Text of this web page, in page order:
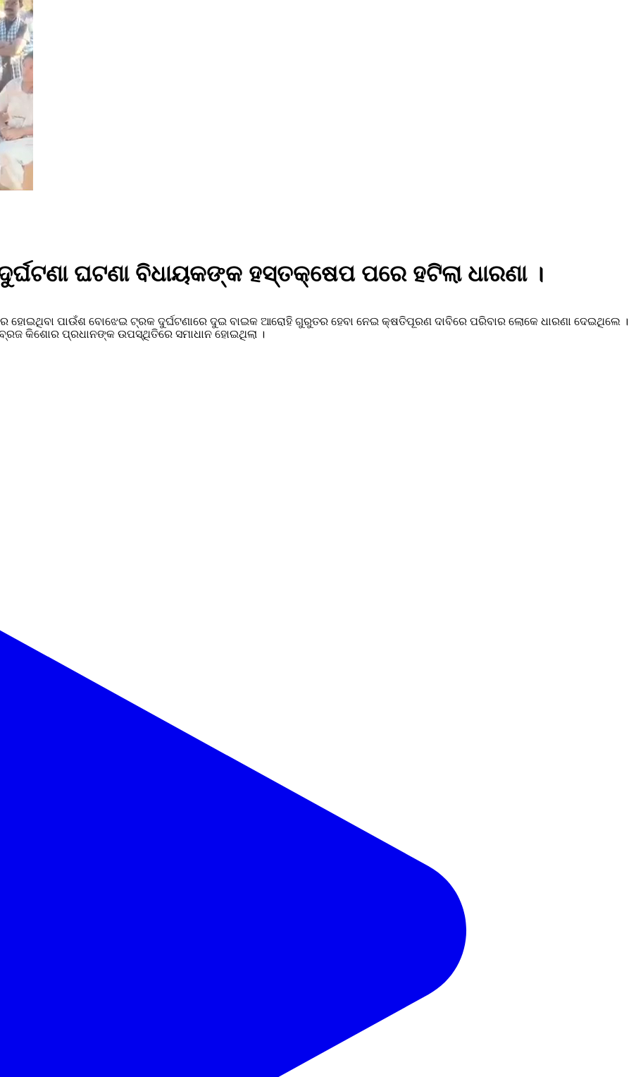
ଘଟଣା ବିଧାୟକଙ୍କ ହସ୍ତକ୍ଷେପ ପରେ ହଟିଲା ଧାରଣା ।
ହୋଇଥିବା ପାଉଁଶ ବୋଝେଇ ଟ୍ରକ ଦୁର୍ଘଟଣାରେ ଦୁଇ ବାଇକ ଆରୋହି ଗୁରୁତର ହେବା ନେଇ କ୍ଷତିପୂରଣ ଦାବିରେ ପରିବାର ଲୋକେ ଧାରଣା ଦେଇଥିଲେ ।
କିଶୋର ପ୍ରଧାନଙ୍କ ଉପସ୍ଥିତିରେ ସମାଧାନ ହୋଇଥିଲା ।